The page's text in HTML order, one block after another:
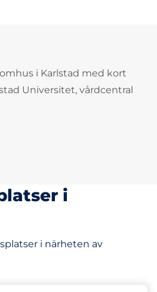
i Karlstad med kort
Universitet, vårdcentral
i
i närheten av